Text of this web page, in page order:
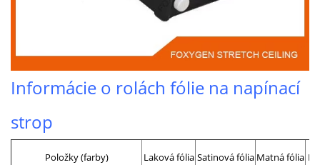
Informácie o rolách fólie na napínací
strop
Položky (farby) Laková fólia Satinová fólia Matná fólia